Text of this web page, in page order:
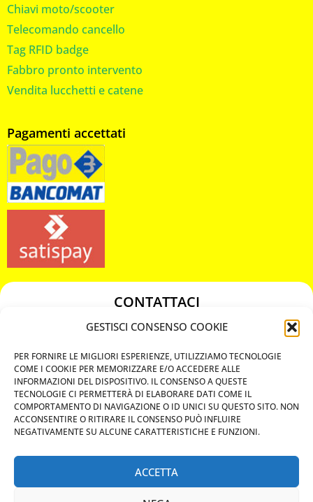
GESTISCI CONSENSO COOKIE
PER FORNIRE LE MIGLIORI ESPERIENZE, UTILIZZIAMO TECNOLOGIE
COME I COOKIE PER MEMORIZZARE E/O ACCEDERE ALLE
INFORMAZIONI DEL DISPOSITIVO. IL CONSENSO A QUESTE
TECNOLOGIE CI PERMETTERÀ DI ELABORARE DATI COME IL
COMPORTAMENTO DI NAVIGAZIONE O ID UNICI SU QUESTO SITO. NON
ACCONSENTIRE O RITIRARE IL CONSENSO PUÒ INFLUIRE
NEGATIVAMENTE SU ALCUNE CARATTERISTICHE E FUNZIONI.
ACCETTA
Chiavi moto/scooter
Telecomando cancello
Tag RFID badge
Fabbro pronto intervento
Vendita lucchetti e catene
Pagamenti accettati
CONTATTACI
349 3863811
chiavicodificate@gmail.com
Privacy Policy
Cookie Policy
MAPS